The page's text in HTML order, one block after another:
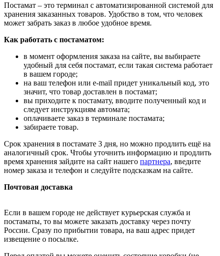
Постамат – это терминал с автоматизированной системой для
хранения заказанных товаров. Удобство в том, что человек
может забрать заказ в любое удобное время.
Как работать с постаматом:
в момент оформления заказа на сайте, вы выбираете
удобный для себя постамат, если такая система работает
в вашем городе;
на ваш телефон или e-mail придет уникальный код, это
значит, что товар доставлен в постамат;
вы приходите к постамату, вводите полученный код и
следует инструкциям автомата;
оплачиваете заказ в терминале постамата;
забираете товар.
Срок хранения в постамате 3 дня, но можно продлить ещё на
аналогичный срок. Чтобы уточнить информацию и продлить
время хранения зайдите на сайт нашего партнера, введите
номер заказа и телефон и следуйте подсказкам на сайте.
Почтовая доставка
Если в вашем городе не действует курьерская служба и
постаматы, то вы можете заказать доставку через почту
России. Сразу по прибытии товара, на ваш адрес придет
извещение о посылке.